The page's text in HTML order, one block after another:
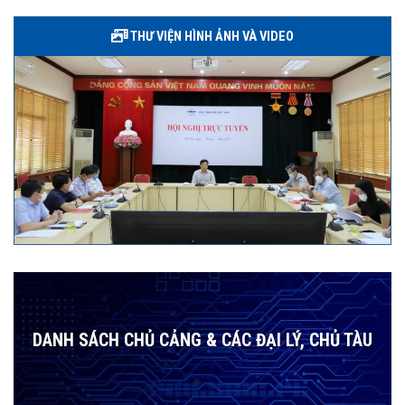
THƯ VIỆN HÌNH ẢNH VÀ VIDEO
DANH SÁCH CHỦ CẢNG & CÁC ĐẠI LÝ, CHỦ TÀU